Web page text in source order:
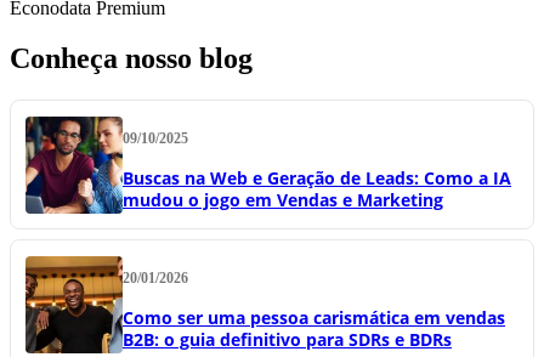
Conheça nosso blog
09/10/2025
Buscas na Web e Geração de Leads: Como a IA
mudou o jogo em Vendas e Marketing
20/01/2026
Como ser uma pessoa carismática em vendas
B2B: o guia definitivo para SDRs e BDRs